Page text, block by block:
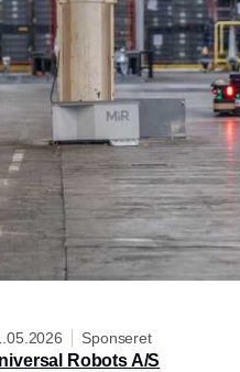
Sponseret
Robots A/S